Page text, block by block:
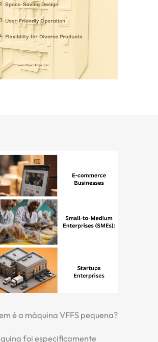
é a máquina VFFS pequena?
foi especificamente